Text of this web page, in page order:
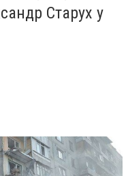
Старух у